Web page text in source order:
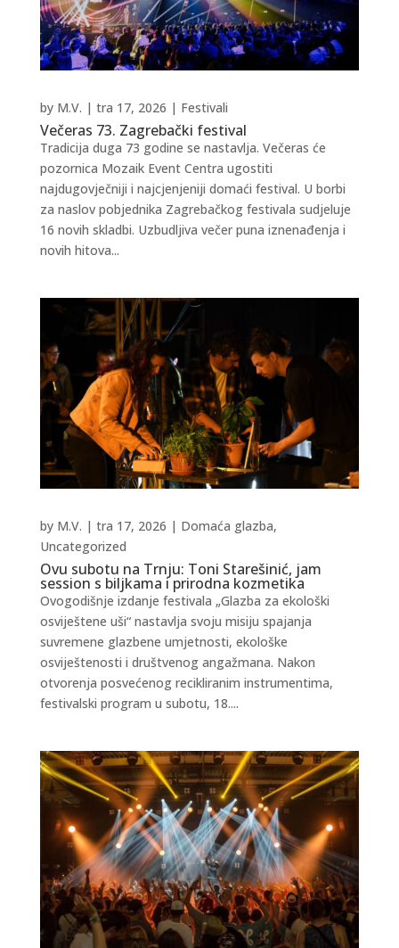
Večeras 73. Zagrebački festival
by M.V. | tra 17, 2026 | Festivali
Tradicija duga 73 godine se nastavlja. Večeras će
pozornica Mozaik Event Centra ugostiti
najdugovječniji i najcjenjeniji domaći festival. U borbi
za naslov pobjednika Zagrebačkog festivala sudjeluje
16 novih skladbi. Uzbudljiva večer puna iznenađenja i
novih hitova...
Ovu subotu na Trnju: Toni Starešinić, jam
session s biljkama i prirodna kozmetika
by M.V. | tra 17, 2026 | Domaća glazba,
Uncategorized
Ovogodišnje izdanje festivala „Glazba za ekološki
osviještene uši“ nastavlja svoju misiju spajanja
suvremene glazbene umjetnosti, ekološke
osviještenosti i društvenog angažmana. Nakon
otvorenja posvećenog recikliranim instrumentima,
festivalski program u subotu, 18....